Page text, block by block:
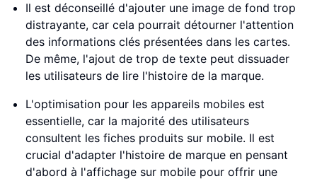
Il est déconseillé d'ajouter une image de fond trop
distrayante, car cela pourrait détourner l'attention
des informations clés présentées dans les cartes.
De même, l'ajout de trop de texte peut dissuader
les utilisateurs de lire l'histoire de la marque.
L'optimisation pour les appareils mobiles est
essentielle, car la majorité des utilisateurs
consultent les fiches produits sur mobile. Il est
crucial d'adapter l'histoire de marque en pensant
d'abord à l'affichage sur mobile pour offrir une